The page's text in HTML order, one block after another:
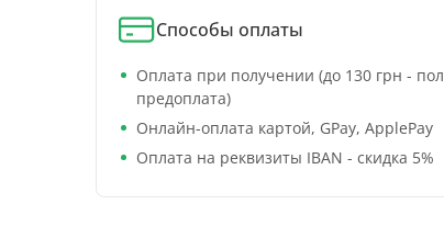
Способы оплаты
Оплата при получении (до 130 грн -
предоплата)
Онлайн-оплата картой, GPay, ApplePay
Оплата на реквизиты IBAN - скидка 5%